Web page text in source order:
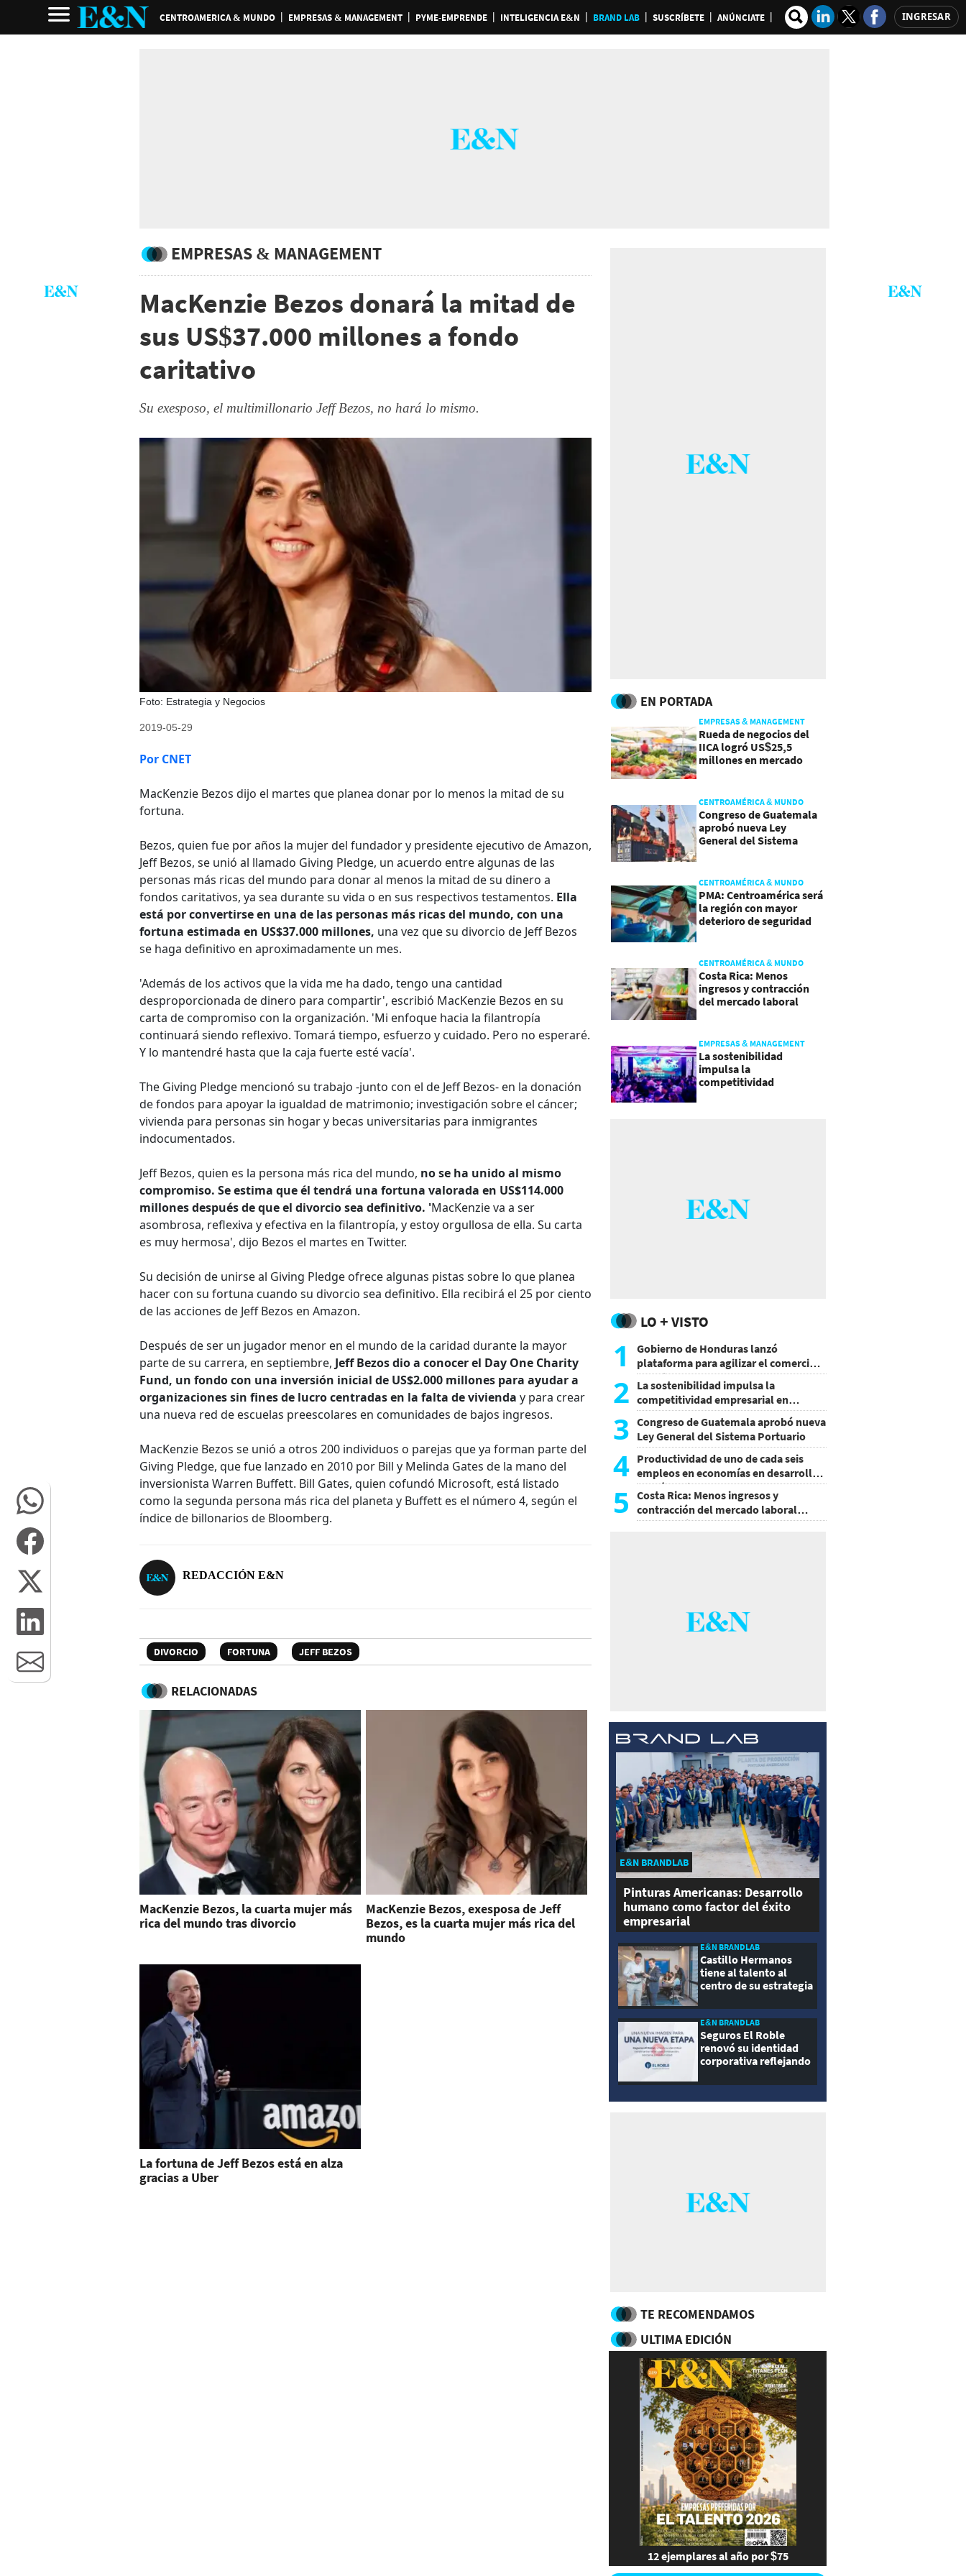
CENTROAMERICA & MUNDO EMPRESAS & MANAGEMENT PYME-EMPRENDE INTELIGENCIA E&N BRAND LAB SUSCRÍBETE ANÚNCIATE INGRESAR
EMPRESAS & MANAGEMENT
MacKenzie Bezos donará la mitad de
sus US$37.000 millones a fondo
caritativo
Su exesposo, el multimillonario Jeff Bezos, no hará lo mismo.
Foto: Estrategia y Negocios
2019-05-29
Por CNET
MacKenzie Bezos dijo el martes que planea donar por lo menos la mitad de su
fortuna.
Bezos, quien fue por años la mujer del fundador y presidente ejecutivo de Amazon,
Jeff Bezos, se unió al llamado Giving Pledge, un acuerdo entre algunas de las
personas más ricas del mundo para donar al menos la mitad de su dinero a
fondos caritativos, ya sea durante su vida o en sus respectivos testamentos. Ella
está por convertirse en una de las personas más ricas del mundo, con una
fortuna estimada en US$37.000 millones, una vez que su divorcio de Jeff Bezos
se haga definitivo en aproximadamente un mes.
'Además de los activos que la vida me ha dado, tengo una cantidad
desproporcionada de dinero para compartir', escribió MacKenzie Bezos en su
carta de compromiso con la organización. 'Mi enfoque hacia la filantropía
continuará siendo reflexivo. Tomará tiempo, esfuerzo y cuidado. Pero no esperaré.
Y lo mantendré hasta que la caja fuerte esté vacía'.
The Giving Pledge mencionó su trabajo -junto con el de Jeff Bezos- en la donación
de fondos para apoyar la igualdad de matrimonio; investigación sobre el cáncer;
vivienda para personas sin hogar y becas universitarias para inmigrantes
indocumentados.
Jeff Bezos, quien es la persona más rica del mundo, no se ha unido al mismo
compromiso. Se estima que él tendrá una fortuna valorada en US$114.000
millones después de que el divorcio sea definitivo. 'MacKenzie va a ser
asombrosa, reflexiva y efectiva en la filantropía, y estoy orgullosa de ella. Su carta
es muy hermosa', dijo Bezos el martes en Twitter.
Su decisión de unirse al Giving Pledge ofrece algunas pistas sobre lo que planea
hacer con su fortuna cuando su divorcio sea definitivo. Ella recibirá el 25 por ciento
de las acciones de Jeff Bezos en Amazon.
Después de ser un jugador menor en el mundo de la caridad durante la mayor
parte de su carrera, en septiembre, Jeff Bezos dio a conocer el Day One Charity
Fund, un fondo con una inversión inicial de US$2.000 millones para ayudar a
organizaciones sin fines de lucro centradas en la falta de vivienda y para crear
una nueva red de escuelas preescolares en comunidades de bajos ingresos.
MacKenzie Bezos se unió a otros 200 individuos o parejas que ya forman parte del
Giving Pledge, que fue lanzado en 2010 por Bill y Melinda Gates de la mano del
inversionista Warren Buffett. Bill Gates, quien cofundó Microsoft, está listado
como la segunda persona más rica del planeta y Buffett es el número 4, según el
índice de billonarios de Bloomberg.
REDACCIÓN E&N
DIVORCIO FORTUNA JEFF BEZOS
RELACIONADAS
MacKenzie Bezos, la cuarta mujer más
rica del mundo tras divorcio
MacKenzie Bezos, exesposa de Jeff
Bezos, es la cuarta mujer más rica del
mundo
La fortuna de Jeff Bezos está en alza
gracias a Uber
EN PORTADA
EMPRESAS & MANAGEMENT
Rueda de negocios del
IICA logró US$25,5
millones en mercado
CENTROAMÉRICA & MUNDO
Congreso de Guatemala
aprobó nueva Ley
General del Sistema
CENTROAMÉRICA & MUNDO
PMA: Centroamérica será
la región con mayor
deterioro de seguridad
CENTROAMÉRICA & MUNDO
Costa Rica: Menos
ingresos y contracción
del mercado laboral
EMPRESAS & MANAGEMENT
La sostenibilidad
impulsa la
competitividad
LO + VISTO
1
Gobierno de Honduras lanzó
plataforma para agilizar el comercio
exterior
2 La sostenibilidad impulsa la
competitividad empresarial en
Guatemala
3 Congreso de Guatemala aprobó nueva
Ley General del Sistema Portuario
4 Productividad de uno de cada seis
empleos en economías en desarrollo
podría mejorar por la IA
5
Costa Rica: Menos ingresos y
contracción del mercado laboral
causan baja del consumo
E&N BRANDLAB
Pinturas Americanas: Desarrollo
humano como factor del éxito
empresarial
E&N BRANDLAB
Castillo Hermanos
tiene al talento al
centro de su estrategia
E&N BRANDLAB
Seguros El Roble
renovó su identidad
corporativa reflejando
modernidad
TE RECOMENDAMOS
ULTIMA EDICIÓN
12 ejemplares al año por $75